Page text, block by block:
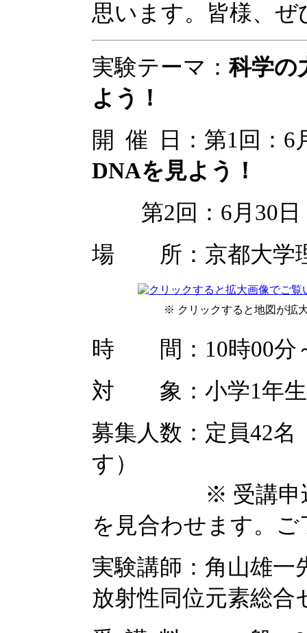
思います。皆様、
実験テーマ：科学の
よう！
開 催 日：第1回：
DNAを見よう！
第2回：6月30
場 所：京都大学理
※ クリックすると地図が拡
時 間：10時00分
対 象：小学1年生
募集人数：定員42
す）
※ 受講申込者
を見合わせます。
実験講師：角山雄一
放射性同位元素総合